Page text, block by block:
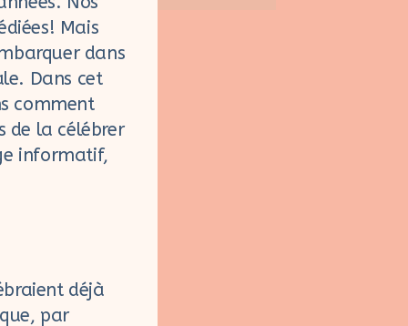
Mais
dans
Dans cet
comment
de la célébrer
informatif,
déjà
par